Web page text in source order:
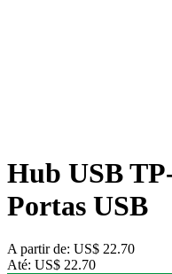
Hub USB
Portas USB
A partir de: US$ 22.70
Até: US$ 22.70